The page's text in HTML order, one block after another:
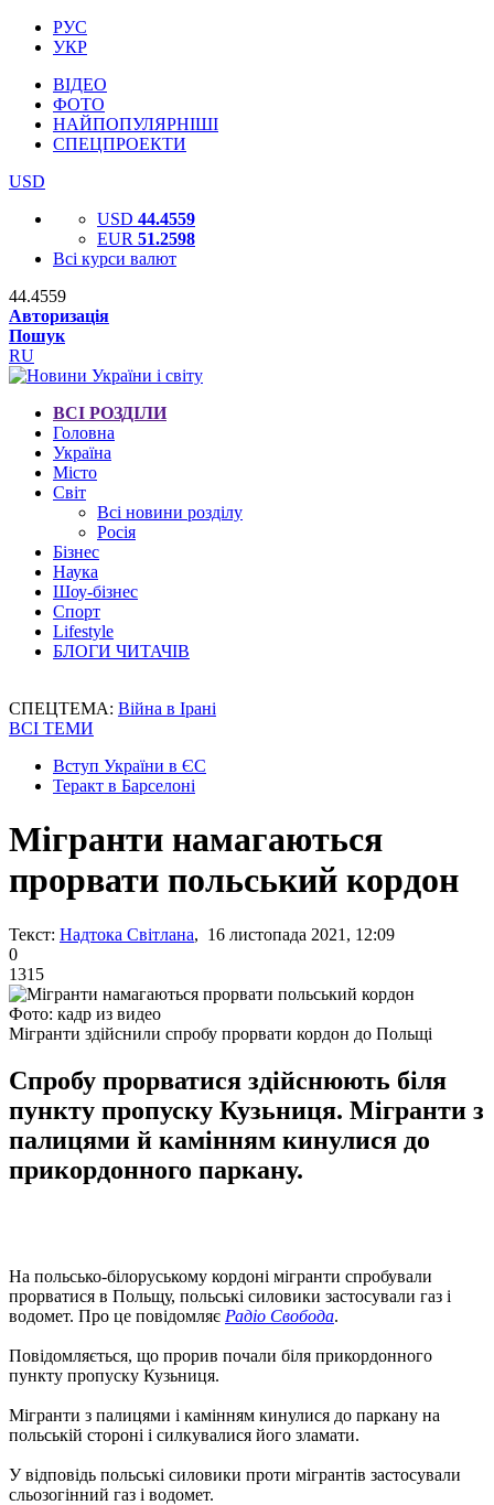
РУС
УКР
ВІДЕО
ФОТО
НАЙПОПУЛЯРНІШІ
СПЕЦПРОЕКТИ
USD
USD 44.4559
EUR 51.2598
Всі курси валют
44.4559
Авторизація
Пошук
RU
ВСІ РОЗДІЛИ
Головна
Україна
Місто
Світ
Всі новини розділу
Росія
Бізнес
Наука
Шоу-бізнес
Спорт
Lifestyle
БЛОГИ ЧИТАЧІВ
СПЕЦТЕМА: Війна в Ірані
ВСІ ТЕМИ
Вступ України в ЄС
Теракт в Барселоні
Мігранти намагаються
прорвати польський кордон
Текст: Надтока Світлана, 16 листопада 2021, 12:09
0
1315
Фото: кадр из видео
Мігранти здійснили спробу прорвати кордон до Польщі
Спробу прорватися здійснюють біля
пункту пропуску Кузьниця. Мігранти з
палицями й камінням кинулися до
прикордонного паркану.
На польсько-білоруському кордоні мігранти спробували
прорватися в Польщу, польські силовики застосували газ і
водомет. Про це повідомляє Радіо Свобода.
Повідомляється, що прорив почали біля прикордонного
пункту пропуску Кузьниця.
Мігранти з палицями і камінням кинулися до паркану на
польській стороні і силкувалися його зламати.
У відповідь польські силовики проти мігрантів застосували
сльозогінний газ і водомет.